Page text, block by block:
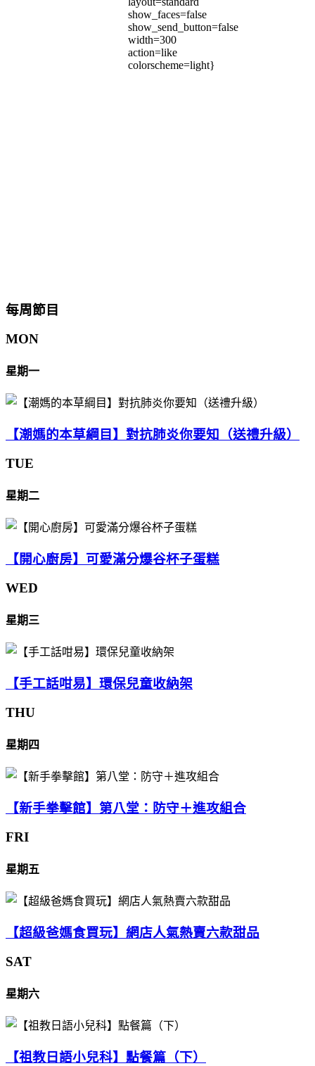
show_faces=false
show_send_button=false
width=300
action=like
colorscheme=light}
每周節目
MON
星期一
【潮媽的本草綱目】對抗肺炎你要知（送禮升級）
TUE
星期二
【開心廚房】可愛滿分爆谷杯子蛋糕
WED
星期三
【手工話咁易】環保兒童收納架
THU
星期四
【新手拳擊館】第八堂：防守＋進攻組合
FRI
星期五
【超級爸媽食買玩】網店人氣熱賣六款甜品
SAT
星期六
【祖教日語小兒科】點餐篇（下）